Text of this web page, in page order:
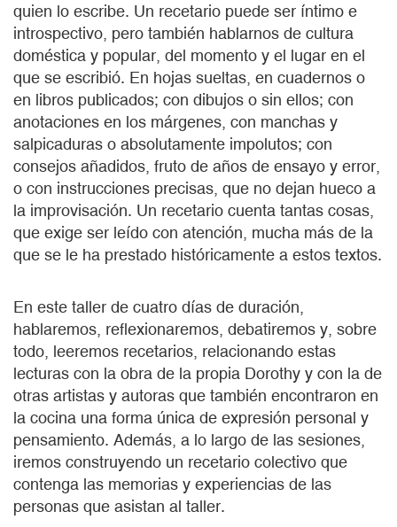
quien lo escribe. Un recetario puede ser íntimo e
introspectivo, pero también hablarnos de cultura
doméstica y popular, del momento y el lugar en el
que se escribió. En hojas sueltas, en cuadernos o
en libros publicados; con dibujos o sin ellos; con
anotaciones en los márgenes, con manchas y
salpicaduras o absolutamente impolutos; con
consejos añadidos, fruto de años de ensayo y error,
o con instrucciones precisas, que no dejan hueco a
la improvisación. Un recetario cuenta tantas cosas,
que exige ser leído con atención, mucha más de la
que se le ha prestado históricamente a estos textos.
En este taller de cuatro días de duración,
hablaremos, reflexionaremos, debatiremos y, sobre
todo, leeremos recetarios, relacionando estas
lecturas con la obra de la propia Dorothy y con la de
otras artistas y autoras que también encontraron en
la cocina una forma única de expresión personal y
pensamiento. Además, a lo largo de las sesiones,
iremos construyendo un recetario colectivo que
contenga las memorias y experiencias de las
personas que asistan al taller.